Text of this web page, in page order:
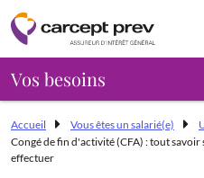
Vos besoins
Accueil Vous êtes un salarié(e)
Congé de fin d'activité (CFA) : tout savoir
effectuer